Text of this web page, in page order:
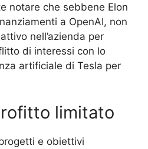
notare che sebbene Elon
a OpenAI, non
nell’azienda per
di interessi con lo
artificiale di Tesla per
limitato
e obiettivi